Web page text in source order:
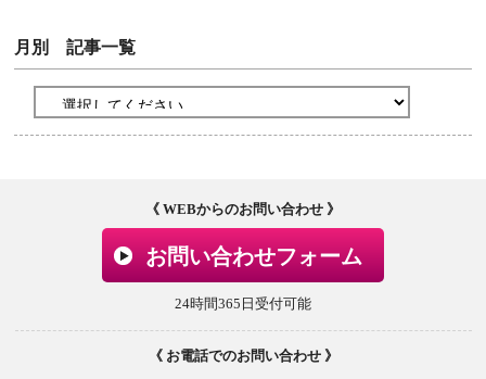
月別 記事一覧
《 WEBからのお問い合わせ 》
お問い合わせフォーム
24時間365日受付可能
《 お電話でのお問い合わせ 》